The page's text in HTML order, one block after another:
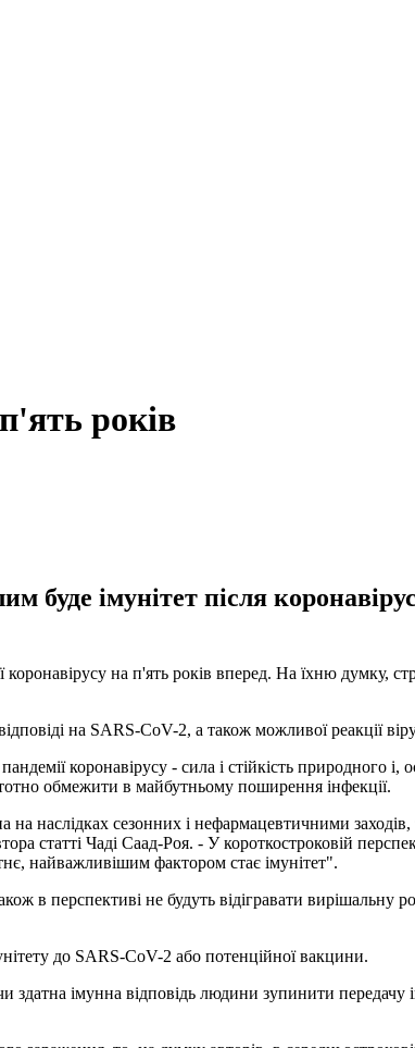
років
буде імунітет після
на п'ять років вперед. На їхню думку,
на SARS-CoV-2, а також можливої ​​реакції
коронавірусу - сила і стійкість природного
обмежити в майбутньому поширення інфекції.
наслідках сезонних і нефармацевтичними заходів,
статті Чаді Саад-Роя. - У короткостроковій
найважливішим фактором стає імунітет".
в перспективі не будуть відігравати вирішальну
до SARS-CoV-2 або потенційної вакцини.
імунна відповідь людини зупинити